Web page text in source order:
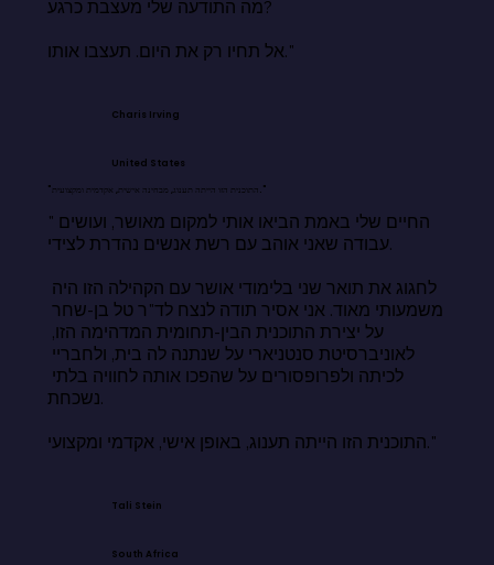
מה התודעה שלי מעצבת כרגע?
אל תחיו רק את היום. תעצבו אותו."
Charis Irving
United States
"התוכנית הזו הייתה תענוג, מבחינה אישית, אקדמית ומקצועית."
"החיים שלי באמת הביאו אותי למקום מאושר, ועושים
עבודה שאני אוהב עם רשת אנשים נהדרת לצידי.
משמעותי מאוד. אני אסיר תודה לנצח לד"ר טל בן-שחר
נשכחת.
התוכנית הזו הייתה תענוג, באופן אישי, אקדמי ומקצועי."
Tali Stein
South Africa